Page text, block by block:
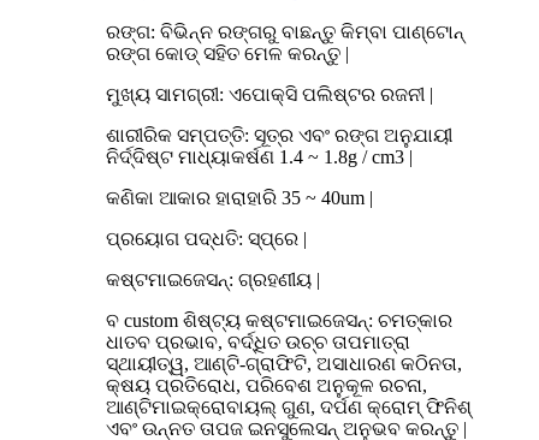
ରଙ୍ଗ: ବିଭିନ୍ନ ରଙ୍ଗରୁ ବାଛନ୍ତୁ କିମ୍ବା ପାଣ୍ଟୋନ୍
ରଙ୍ଗ କୋଡ୍ ସହିତ ମେଳ କରନ୍ତୁ |
ମୁଖ୍ୟ ସାମଗ୍ରୀ: ଏପୋକ୍ସି ପଲିଷ୍ଟର ରଜନୀ |
ଶାରୀରିକ ସମ୍ପତ୍ତି: ସୂତ୍ର ଏବଂ ରଙ୍ଗ ଅନୁଯାୟୀ
ନିର୍ଦ୍ଦିଷ୍ଟ ମାଧ୍ୟାକର୍ଷଣ 1.4 ~ 1.8g / cm3 |
କଣିକା ଆକାର ହାରାହାରି 35 ~ 40um |
ପ୍ରୟୋଗ ପଦ୍ଧତି: ସ୍ପ୍ରେ |
କଷ୍ଟମାଇଜେସନ୍: ଗ୍ରହଣୀୟ |
ବ custom ଶିଷ୍ଟ୍ୟ କଷ୍ଟମାଇଜେସନ୍: ଚମତ୍କାର
ଧାତବ ପ୍ରଭାବ, ବର୍ଦ୍ଧିତ ଉଚ୍ଚ ତାପମାତ୍ରା
ସ୍ଥାୟୀତ୍ୱ, ଆଣ୍ଟି-ଗ୍ରାଫିଟି, ଅସାଧାରଣ କଠିନତା,
କ୍ଷୟ ପ୍ରତିରୋଧ, ପରିବେଶ ଅନୁକୂଳ ରଚନା,
ଆଣ୍ଟିମାଇକ୍ରୋବାୟଲ୍ ଗୁଣ, ଦର୍ପଣ କ୍ରୋମ୍ ଫିନିଶ୍
ଏବଂ ଉନ୍ନତ ତାପଜ ଇନସୁଲେସନ୍ ଅନୁଭବ କରନ୍ତୁ |